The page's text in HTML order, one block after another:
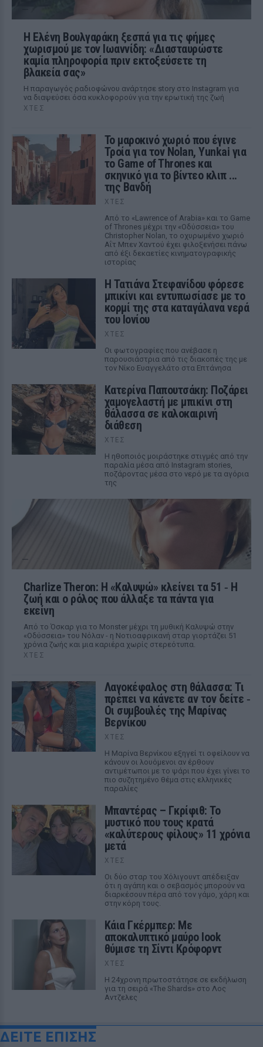
Η Ελένη Βουλγαράκη ξεσπά για τις φήμες
χωρισμού με τον Ιωαννίδη: «Διασταυρώστε
καμία πληροφορία πριν εκτοξεύσετε τη
βλακεία σας»
Η παραγωγός ραδιοφώνου ανάρτησε story στο Instagram για
να διαψεύσει όσα κυκλοφορούν για την ερωτική της ζωή
ΧΤΕΣ
Το μαροκινό χωριό που έγινε
Τροία για τον Nolan, Yunkai για
το Game of Thrones και
σκηνικό για το βίντεο κλιπ ...
της Βανδή
ΧΤΕΣ
Από το «Lawrence of Arabia» και το Game
of Thrones μέχρι την «Οδύσσεια» του
Christopher Nolan, το οχυρωμένο χωριό
Αΐτ Μπεν Χαντού έχει φιλοξενήσει πάνω
από έξι δεκαετίες κινηματογραφικής
ιστορίας
Η Τατιάνα Στεφανίδου φόρεσε
μπικίνι και εντυπωσίασε με το
κορμί της στα καταγάλανα νερά
του Ιονίου
ΧΤΕΣ
Οι φωτογραφίες που ανέβασε η
παρουσιάστρια από τις διακοπές της με
τον Νίκο Ευαγγελάτο στα Επτάνησα
Κατερίνα Παπουτσάκη: Ποζάρει
χαμογελαστή με μπικίνι στη
θάλασσα σε καλοκαιρινή
διάθεση
ΧΤΕΣ
Η ηθοποιός μοιράστηκε στιγμές από την
παραλία μέσα από Instagram stories,
ποζάροντας μέσα στο νερό με τα αγόρια
της
Charlize Theron: Η «Καλυψώ» κλείνει τα 51 ‑ H
ζωή και ο ρόλος που άλλαξε τα πάντα για
εκείνη
Από το Όσκαρ για το Monster μέχρι τη μυθική Καλυψώ στην
«Οδύσσεια» του Νόλαν - η Νοτιοαφρικανή σταρ γιορτάζει 51
χρόνια ζωής και μια καριέρα χωρίς στερεότυπα.
ΧΤΕΣ
Λαγοκέφαλος στη θάλασσα: Τι
πρέπει να κάνετε αν τον δείτε ‑
Οι συμβουλές της Μαρίνας
Βερνίκου
ΧΤΕΣ
Η Μαρίνα Βερνίκου εξηγεί τι οφείλουν να
κάνουν οι λουόμενοι αν έρθουν
αντιμέτωποι με το ψάρι που έχει γίνει το
πιο συζητημένο θέμα στις ελληνικές
παραλίες
Μπαντέρας – Γκρίφιθ: Το
μυστικό που τους κρατά
«καλύτερους φίλους» 11 χρόνια
μετά
ΧΤΕΣ
Οι δύο σταρ του Χόλιγουντ απέδειξαν
ότι η αγάπη και ο σεβασμός μπορούν να
διαρκέσουν πέρα από τον γάμο, χάρη και
στην κόρη τους.
Κάια Γκέρμπερ: Με
αποκαλυπτικό μαύρο look
θύμισε τη Σίντι Κρόφορντ
ΧΤΕΣ
Η 24χρονη πρωτοστάτησε σε εκδήλωση
για τη σειρά «The Shards» στο Λος
Αντζελες
ΔΕΙΤΕ ΕΠΙΣΗΣ